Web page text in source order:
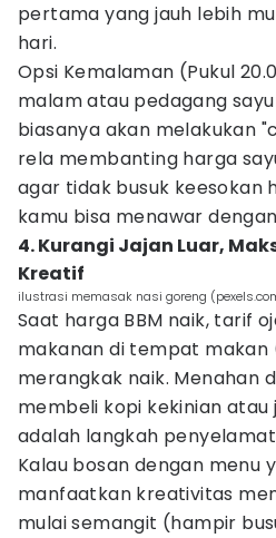
pertama yang jauh lebih
hari.
Opsi Kemalaman (Pukul
malam atau pedagang
biasanya akan melakukan
rela membanting harga
agar tidak busuk keesokan
kamu bisa menawar
4. Kurangi Jajan Luar,
Kreatif
ilustrasi memasak nasi goreng
Saat harga BBM naik, tarif
makanan di tempat
merangkak naik. Menahan
membeli kopi kekinian atau
adalah langkah
Kalau bosan dengan menu
manfaatkan kreativitas
mulai semangit (hampir